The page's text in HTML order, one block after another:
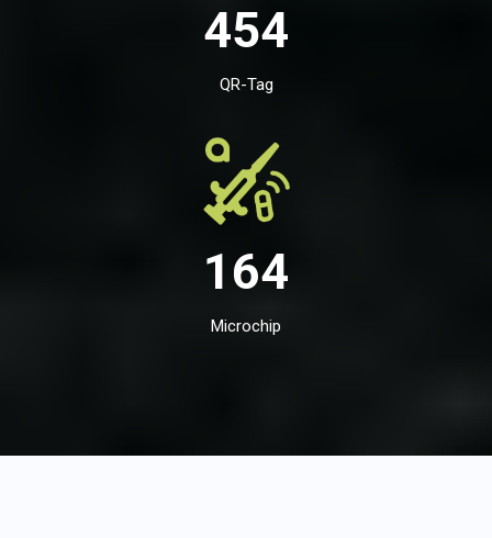
454
QR-Tag
164
Microchip